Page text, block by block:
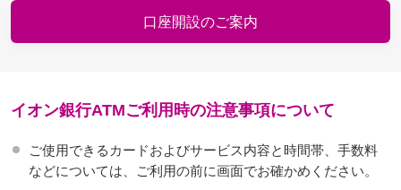
口座開設のご案内
イオン銀行ATMご利用時の注意事項について
ご使用できるカードおよびサービス内容と時間帯、手数料
などについては、ご利用の前に画面でお確かめください。